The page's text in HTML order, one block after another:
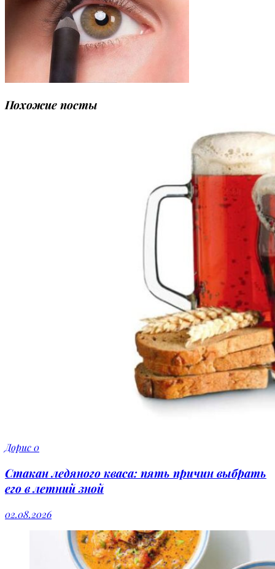
Похожие посты
Дорис0
Стакан ледяного кваса: пять причин выбрать
его в летний зной
02.08.2026